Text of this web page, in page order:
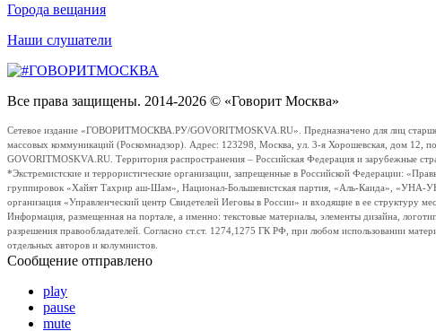
Города вещания
Наши слушатели
Все права защищены. 2014-2026 © «Говорит Москва»
Сетевое издание «ГОВОРИТМОСКВА.РУ/GOVORITMOSKVA.RU». Предназначено для лиц
массовых коммуникаций (Роскомнадзор). Адрес: 123298, Москва, ул. 3-я Хорошевская, дом
GOVORITMOSKVA.RU. Территория распространения – Российская Федерация и зарубежные
*Экстремистские и террористические организации, запрещенные в Российской Федерации:
группировок «Хайят Тахрир аш-Шам», Национал-Большевистская партия, «Аль-Каида», «УНА-
организация «Управленческий центр Свидетелей Иеговы в России» и входящие в ее структуру
Информация, размещенная на портале, а именно: текстовые материалы, элементы дизайна,
разрешения правообладателей. Согласно ст.ст. 1274,1275 ГК РФ, при любом использовании
отдельных авторов и колумнистов.
Сообщение отправлено
play
pause
mute